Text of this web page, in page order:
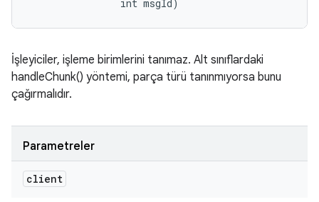
                int msgId)
İşleyiciler, işleme birimlerini tanımaz. Alt sınıflardaki
handleChunk() yöntemi, parça türü tanınmıyorsa bunu
çağırmalıdır.
Parametreler
client